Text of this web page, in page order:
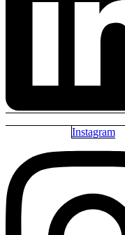
Instagram